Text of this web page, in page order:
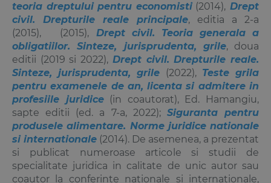
teoria dreptului pentru economisti(2014), Drept
civil. Drepturile reale principale, editia a 2-a
(2015),
(2015),
Drept civil. Teoria generala a
obligatiilor. Sinteze, jurisprudenta, grile, doua
editii (2019 si 2022), Drept civil. Drepturile reale.
Sinteze, jurisprudenta, grile (2022), Teste grila
pentru examenele de an, licenta si admitere in
profesiile juridice(in coautorat), Ed. Hamangiu,
sapte editii (ed. a 7-a, 2022); Siguranta pentru
produsele alimentare. Norme juridice nationale
si internationale (2014). De asemenea, a prezentat
si publicat numeroase articole si studii de
specialitate juridica in calitate de unic autor sau
coautor la conferinte nationale si internationale,